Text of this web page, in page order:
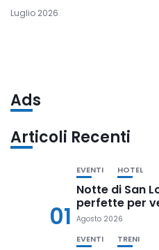
Luglio 2026
Ads
Articoli Recenti
01
EVENTI HOTEL
Notte di San
perfette per
Agosto 2026
EVENTI TRENI